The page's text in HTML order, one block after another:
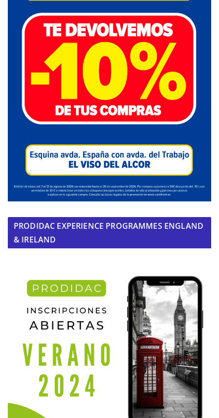
PRODIDAC EXPERIENCE PROGRAMMES ENGLAND
& IRELAND